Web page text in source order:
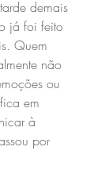
demais
já foi feito
Quem
não
ou
em
à
por